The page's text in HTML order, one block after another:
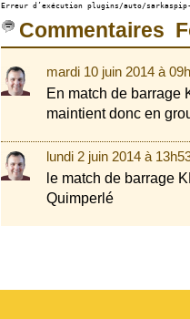
Erreur d’exécution plugins/auto/
Commentaires
mardi 10 juin 2014 à
En match de barrage
maintient donc en
lundi 2 juin 2014 à
le match de barrage
Quimperlé